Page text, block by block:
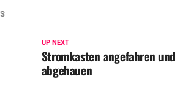
UP NEXT
Stromkasten angefahren und
abgehauen